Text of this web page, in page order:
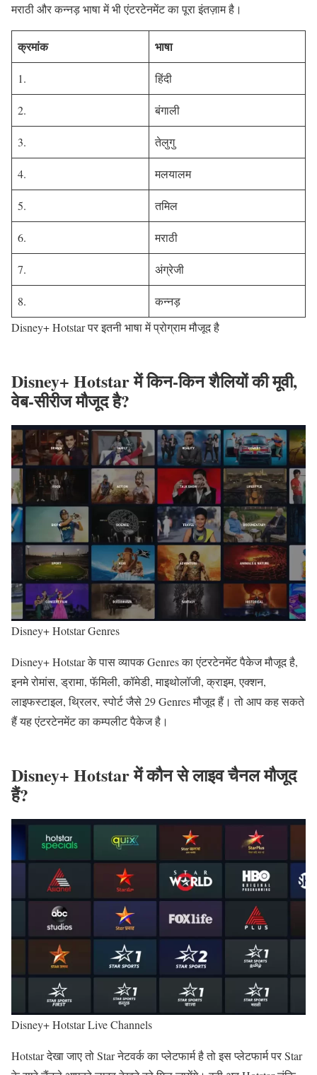
मराठी और कन्नड़ भाषा में भी एंटरटेनमेंट का पूरा इंतज़ाम है।
क्रमांक भाषा
1. हिंदी
2. बंगाली
3. तेलुगु
4. मलयालम
5. तमिल
6. मराठी
7. अंग्रेजी
8.
कन्नड़
Disney+ Hotstar पर इतनी भाषा में प्रोग्राम मौजूद है
Disney+ Hotstar में किन-किन शैलियों की मूवी,
वेब-सीरीज मौजूद है?
Disney+ Hotstar Genres
Disney+ Hotstar के पास व्यापक Genres का एंटरटेनमेंट पैकेज मौजूद है,
इनमे रोमांस, ड्रामा, फॅमिली, कॉमेडी, माइथोलॉजी, क्राइम, एक्शन,
लाइफस्टाइल, थ्रिलर, स्पोर्ट जैसे 29 Genres मौजूद हैं। तो आप कह सकते
हैं यह एंटरटेनमेंट का कम्पलीट पैकेज है।
Disney+ Hotstar में कौन से लाइव चैनल मौजूद
हैं?
Disney+ Hotstar Live Channels
Hotstar देखा जाए तो Star नेटवर्क का प्लेटफार्म है तो इस प्लेटफार्म पर Star